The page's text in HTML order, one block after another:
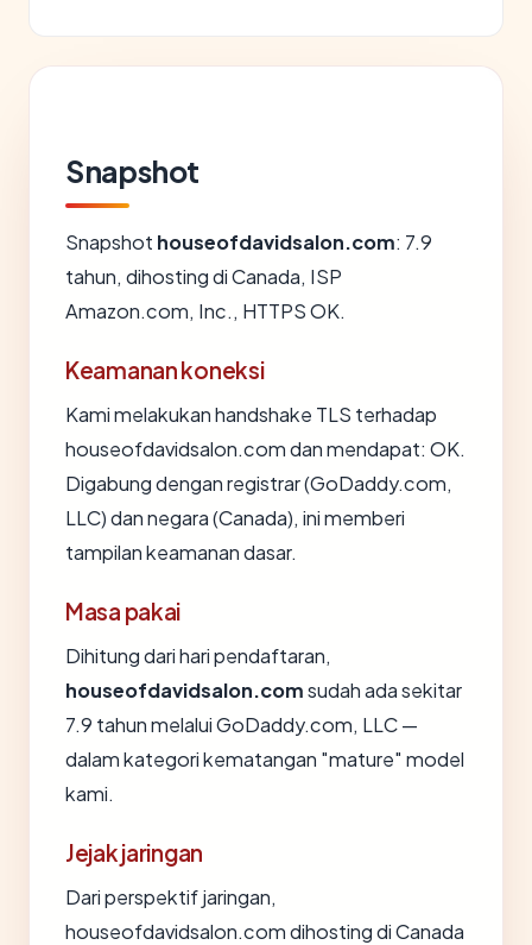
Snapshot
Snapshot houseofdavidsalon.com: 7.9
tahun, dihosting di Canada, ISP
Amazon.com, Inc., HTTPS OK.
Keamanan koneksi
Kami melakukan handshake TLS terhadap
houseofdavidsalon.com dan mendapat: OK.
Digabung dengan registrar (GoDaddy.com,
LLC) dan negara (Canada), ini memberi
tampilan keamanan dasar.
Masa pakai
Dihitung dari hari pendaftaran,
houseofdavidsalon.comsudah ada sekitar
7.9 tahun melalui GoDaddy.com, LLC —
dalam kategori kematangan "mature" model
kami.
Jejak jaringan
Dari perspektif jaringan,
houseofdavidsalon.com dihosting di Canada